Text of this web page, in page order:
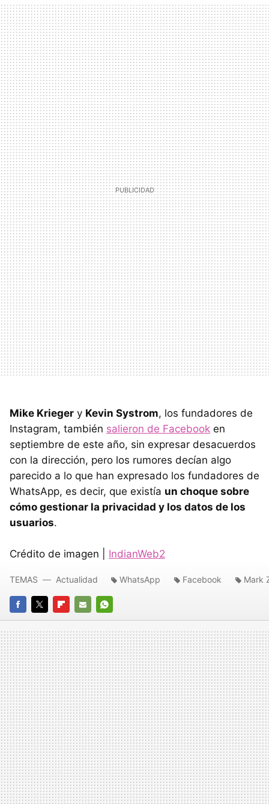
Mike Krieger y Kevin Systrom, los fundadores de
Instagram, también salieron de Facebook en
septiembre de este año, sin expresar desacuerdos
con la dirección, pero los rumores decían algo
parecido a lo que han expresado los fundadores de
WhatsApp, es decir, que existía un choque sobre
cómo gestionar la privacidad y los datos de los
usuarios.
Crédito de imagen | IndianWeb2
FACEBOOK
TWITTERFLIPBOARD
E-
MAIL
WHATSAPP
TEMAS Actualidad WhatsApp Facebook Mark